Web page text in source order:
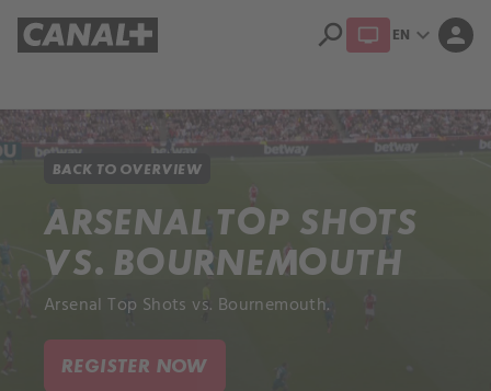
search EN expand_more person
BACK TO OVERVIEW
ARSENAL TOP SHOTS
VS. BOURNEMOUTH
Arsenal Top Shots vs. Bournemouth.
REGISTER NOW